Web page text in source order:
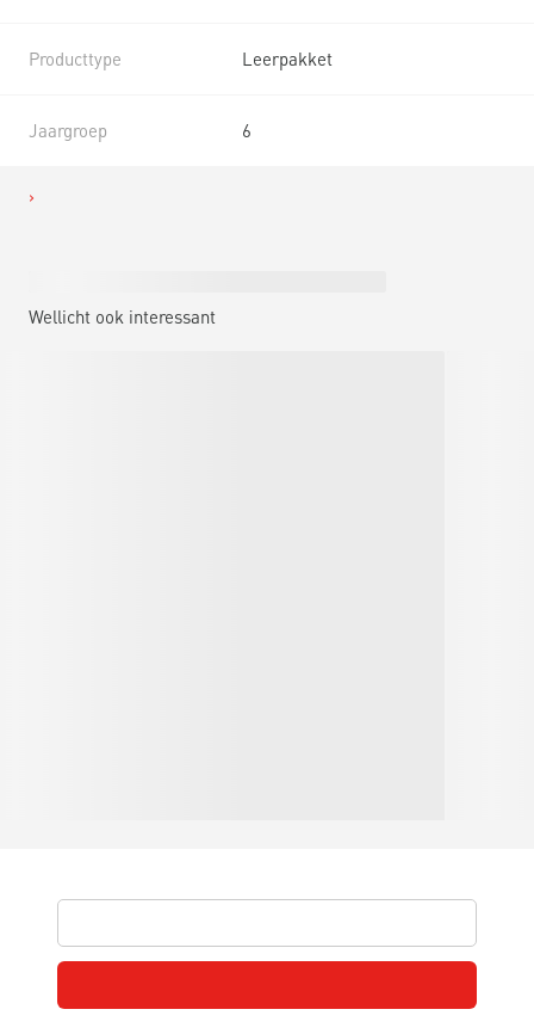
Producttype Leerpakket
Jaargroep 6
Wellicht ook interessant